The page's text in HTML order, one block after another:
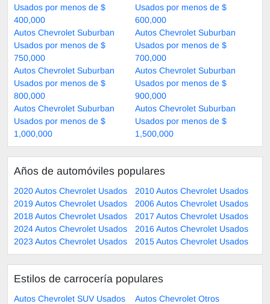
Usados por menos de $
400,000
Usados por menos de $
600,000
Autos Chevrolet Suburban
Usados por menos de $
750,000
Autos Chevrolet Suburban
Usados por menos de $
700,000
Autos Chevrolet Suburban
Usados por menos de $
800,000
Autos Chevrolet Suburban
Usados por menos de $
900,000
Autos Chevrolet Suburban
Usados por menos de $
1,000,000
Autos Chevrolet Suburban
Usados por menos de $
1,500,000
Años de automóviles populares
2020 Autos Chevrolet Usados
2010 Autos Chevrolet Usados
2019 Autos Chevrolet Usados
2006 Autos Chevrolet Usados
2018 Autos Chevrolet Usados
2017 Autos Chevrolet Usados
2024 Autos Chevrolet Usados
2016 Autos Chevrolet Usados
2023 Autos Chevrolet Usados
2015 Autos Chevrolet Usados
Estilos de carrocería populares
Autos Chevrolet SUV Usados
Autos Chevrolet Otros